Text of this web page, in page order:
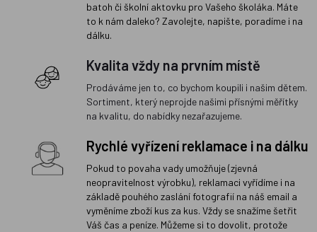
batoh či školní aktovku pro Vašeho školáka. Máte
to k nám daleko? Zavolejte, napište, poradíme i na
dálku.
Kvalita vždy na prvním místě
Prodáváme jen to, co bychom koupili i našim dětem.
Sortiment, který neprojde našimi přísnými měřítky
na kvalitu, do nabídky nezařazujeme.
Rychlé vyřízení reklamace i na dálku
Pokud to povaha vady umožňuje (zjevná
neopravitelnost výrobku), reklamaci vyřídíme i na
základě pouhého zaslání fotografií na náš email a
vyměníme zboží kus za kus. Vždy se snažíme šetřit
Váš čas a peníze. Můžeme si to dovolit, protože